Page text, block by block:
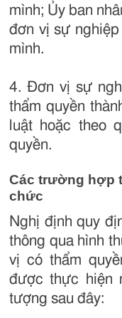
mình; Ủy ban
đơn vị sự
mình.
4. Đơn vị sự
thẩm quyền
luật hoặc theo
quyền.
Các trường hợp
chức
Nghị định quy
thông qua hình
vị có thẩm
được thực hiện
tượng sau đây: